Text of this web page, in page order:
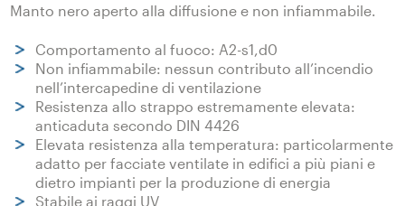
Manto nero aperto alla diffusione e non infiammabile.
Comportamento al fuoco: A2-s1,d0
Non infiammabile: nessun contributo all’incendio
nell’intercapedine di ventilazione
Resistenza allo strappo estremamente elevata:
anticaduta secondo DIN 4426
Elevata resistenza alla temperatura: particolarmente
adatto per facciate ventilate in edifici a più piani e
dietro impianti per la produzione di energia
Stabile ai raggi UV